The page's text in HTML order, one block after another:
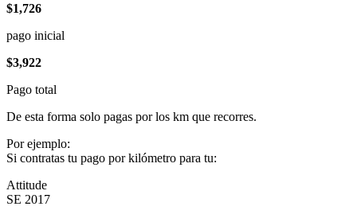
$1,726
pago inicial
$3,922
Pago total
De esta forma solo pagas por los km que recorres.
Por ejemplo:
Si contratas tu pago por kilómetro para tu:
Attitude
SE 2017